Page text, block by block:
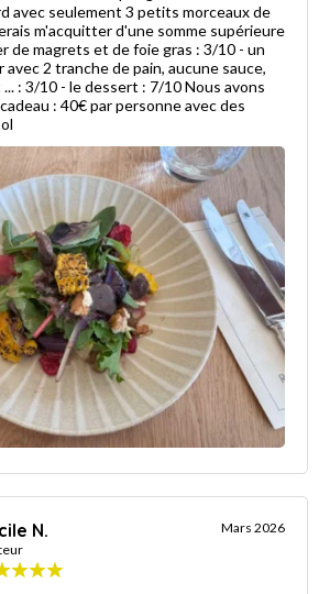
de
m'acquitter d'une somme supérieure
de magrets et de foie gras : 3/10 - un
avec 2 tranche de pain, aucune sauce,
: 3/10 - le dessert : 7/10 Nous avons
: 40€ par personne avec des
N. Mars 2026